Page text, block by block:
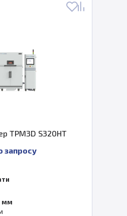
TPM3D S320HT
запросу
мм